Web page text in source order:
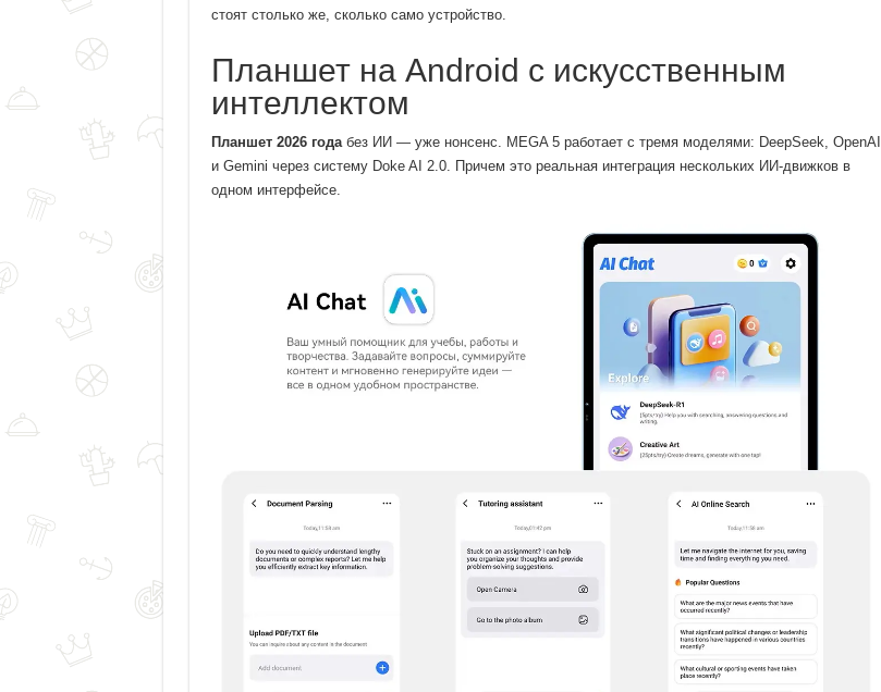
стоят столько же, сколько само устройство.
Планшет на Android с искусственным
интеллектом
Планшет 2026 годабез ИИ — уже нонсенс. MEGA 5 работает с тремя моделями: DeepSeek, OpenAI
и Gemini через систему Doke AI 2.0. Причем это реальная интеграция нескольких ИИ-движков в
одном интерфейсе.